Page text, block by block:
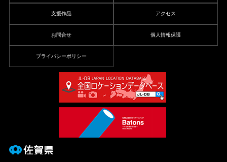
支援作品 アクセス
お問合せ 個人情報保護
プライバシーポリシー